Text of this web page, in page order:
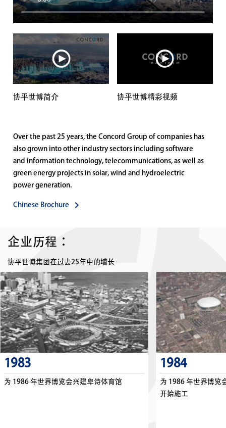
协平世博简介 协平世博精彩视频
Over the past 25 years, the Concord Group of companies has
also grown into other industry sectors including software
and information technology, telecommunications, as well as
green energy projects in solar, wind and hydroelectric
power generation.
Chinese Brochure keyboard_arrow_right
企业历程：
协平世博集团在过去25年中的增长
1983
为 1986 年世界博览会兴建卑诗体育馆
1984
为 1986 年世界博览
开始施工